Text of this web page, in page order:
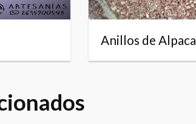
Anillos de Alpaca